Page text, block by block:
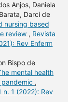
Anjos, Daniela
Darci de
nursing based
review , Revista
Rev Enferm
Bispo de
mental health
,
n. 1 (2022): Rev